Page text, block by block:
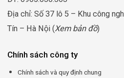
Địa chỉ: Số 37 lô 5 – Khu công
Tín – Hà Nội (Xem bản đồ)
Chính sách công ty
Chính sách và quy định chung